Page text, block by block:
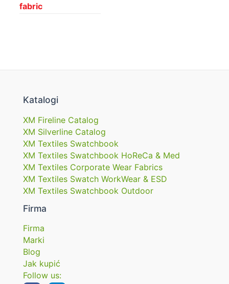
fabric
Katalogi
XM Fireline Catalog
XM Silverline Catalog
XM Textiles Swatchbook
XM Textiles Swatchbook HoReCa & Med
XM Textiles Corporate Wear Fabrics
XM Textiles Swatch WorkWear & ESD
XM Textiles Swatchbook Outdoor
Firma
Firma
Marki
Blog
Jak kupić
Follow us: